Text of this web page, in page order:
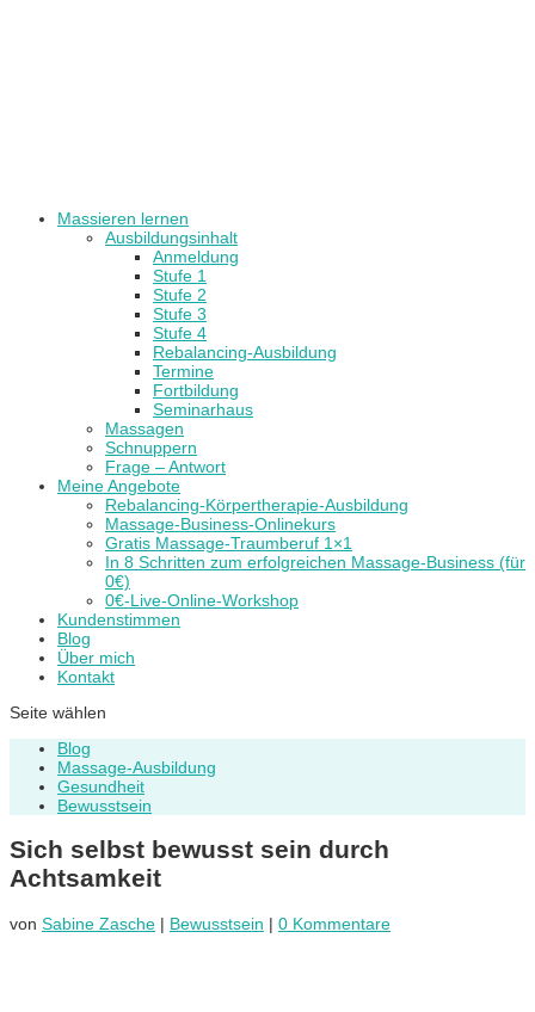
Massieren lernen
Ausbildungsinhalt
Anmeldung
Stufe 1
Stufe 2
Stufe 3
Stufe 4
Rebalancing-Ausbildung
Termine
Fortbildung
Seminarhaus
Massagen
Schnuppern
Frage – Antwort
Meine Angebote
Rebalancing-Körpertherapie-Ausbildung
Massage-Business-Onlinekurs
Gratis Massage-Traumberuf 1×1
In 8 Schritten zum erfolgreichen Massage-Business (für
0€)
0€-Live-Online-Workshop
Kundenstimmen
Blog
Über mich
Kontakt
Seite wählen
Blog
Massage-Ausbildung
Gesundheit
Bewusstsein
Sich selbst bewusst sein durch
Achtsamkeit
von Sabine Zasche | Bewusstsein | 0 Kommentare